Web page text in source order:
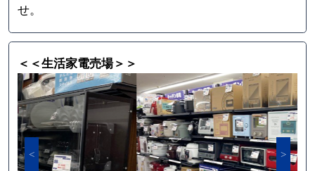
せ。
＜＜生活家電売場＞＞